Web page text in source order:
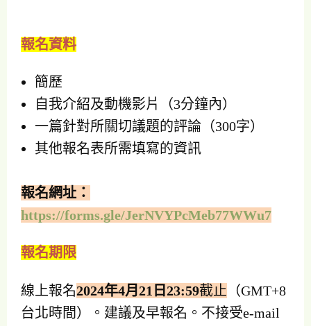
報名資料
簡歷
自我介紹及動機影片（3分鐘內）
一篇針對所關切議題的評論（300字）
其他報名表所需填寫的資訊
報名網址：
https://forms.gle/JerNVYPcMeb77WWu7
報名期限
線上報名2024年4月21日23:59截止 （GMT+8
台北時間）。建議及早報名。不接受e-mail